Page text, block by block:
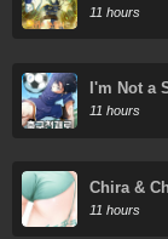
11 hours
I'm Not a
11 hours
Chira &
11 hours